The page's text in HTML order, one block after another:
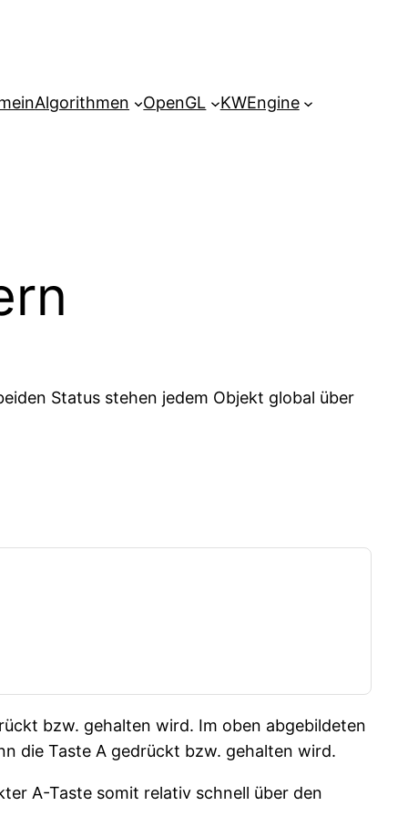
Algorithmen OpenGL KWEngine
Status stehen jedem Objekt global über
bzw. gehalten wird. Im oben abgebildeten
die Taste A gedrückt bzw. gehalten wird.
A-Taste somit relativ schnell über den